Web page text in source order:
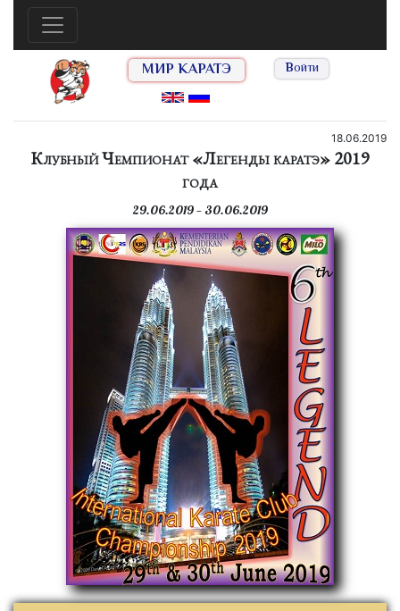
МИР КАРАТЭ Войти
18.06.2019
Клубный Чемпионат «Легенды каратэ» 2019
года
29.06.2019 — 30.06.2019